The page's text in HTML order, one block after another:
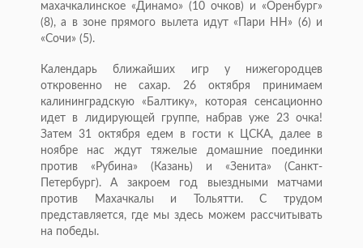
махачкалинское «Динамо» (10 очков) и «Оренбург»
(8), а в зоне прямого вылета идут «Пари НН» (6) и
«Сочи» (5).
Календарь ближайших игр у нижегородцев
откровенно не сахар. 26 октября принимаем
калининградскую «Балтику», которая сенсационно
идет в лидирующей группе, набрав уже 23 очка!
Затем 31 октября едем в гости к ЦСКА, далее в
ноябре нас ждут тяжелые домашние поединки
против «Рубина» (Казань) и «Зенита» (Санкт-
Петербург). А закроем год выездными матчами
против Махачкалы и Тольятти. С трудом
представляется, где мы здесь можем рассчитывать
на победы.